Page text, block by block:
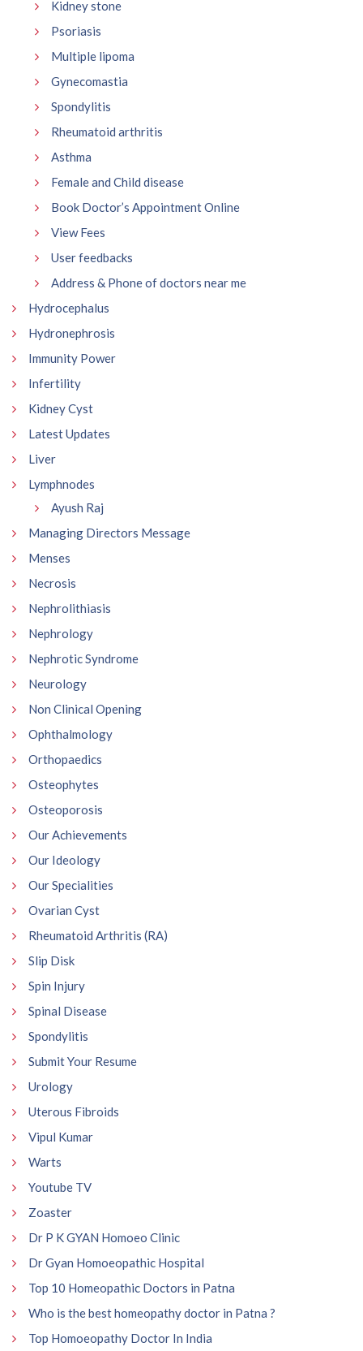
Kidney stone
Psoriasis
Multiple lipoma
Gynecomastia
Spondylitis
Rheumatoid arthritis
Asthma
Female and Child disease
Book Doctor’s Appointment Online
View Fees
User feedbacks
Address & Phone of doctors near me
Hydrocephalus
Hydronephrosis
Immunity Power
Infertility
Kidney Cyst
Latest Updates
Liver
Lymphnodes
Ayush Raj
Managing Directors Message
Menses
Necrosis
Nephrolithiasis
Nephrology
Nephrotic Syndrome
Neurology
Non Clinical Opening
Ophthalmology
Orthopaedics
Osteophytes
Osteoporosis
Our Achievements
Our Ideology
Our Specialities
Ovarian Cyst
Rheumatoid Arthritis (RA)
Slip Disk
Spin Injury
Spinal Disease
Spondylitis
Submit Your Resume
Urology
Uterous Fibroids
Vipul Kumar
Warts
Youtube TV
Zoaster
Dr P K GYAN Homoeo Clinic
Dr Gyan Homoeopathic Hospital
Top 10 Homeopathic Doctors in Patna
Who is the best homeopathy doctor in Patna ?
Top Homoeopathy Doctor In India